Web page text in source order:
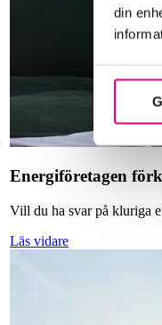
din
Energiföretagen
Vill du ha svar på kluriga
Läs vidare